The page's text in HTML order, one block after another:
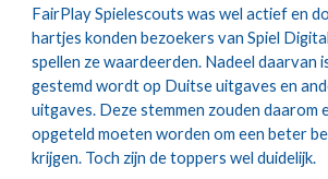
FairPlay Spielescouts was wel actief en
hartjes konden bezoekers van Spiel
spellen ze waardeerden. Nadeel daarvan
gestemd wordt op Duitse uitgaves en
uitgaves. Deze stemmen zouden daarom
opgeteld moeten worden om een beter
krijgen. Toch zijn de toppers wel duidelijk.